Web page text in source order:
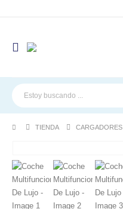
TIENDA CARGADORES